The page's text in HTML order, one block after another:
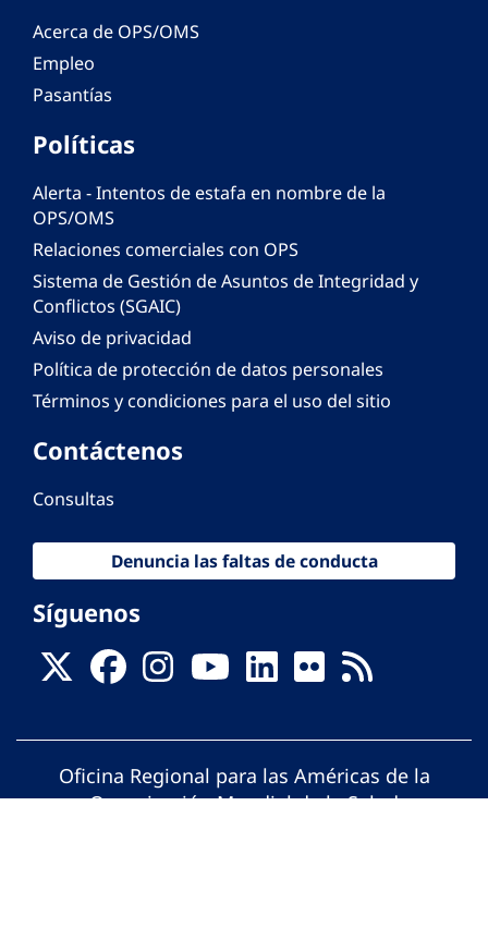
Acerca de OPS/OMS
Empleo
Pasantías
Políticas
Alerta - Intentos de estafa en nombre de la
OPS/OMS
Relaciones comerciales con OPS
Sistema de Gestión de Asuntos de Integridad y
Conflictos (SGAIC)
Aviso de privacidad
Política de protección de datos personales
Términos y condiciones para el uso del sitio
Contáctenos
Consultas
Denuncia las faltas de conducta
Síguenos
Oficina Regional para las Américas de la
Organización Mundial de la Salud